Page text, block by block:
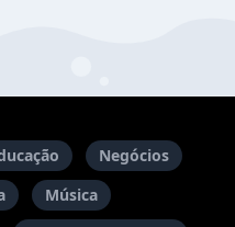
Negócios
Música